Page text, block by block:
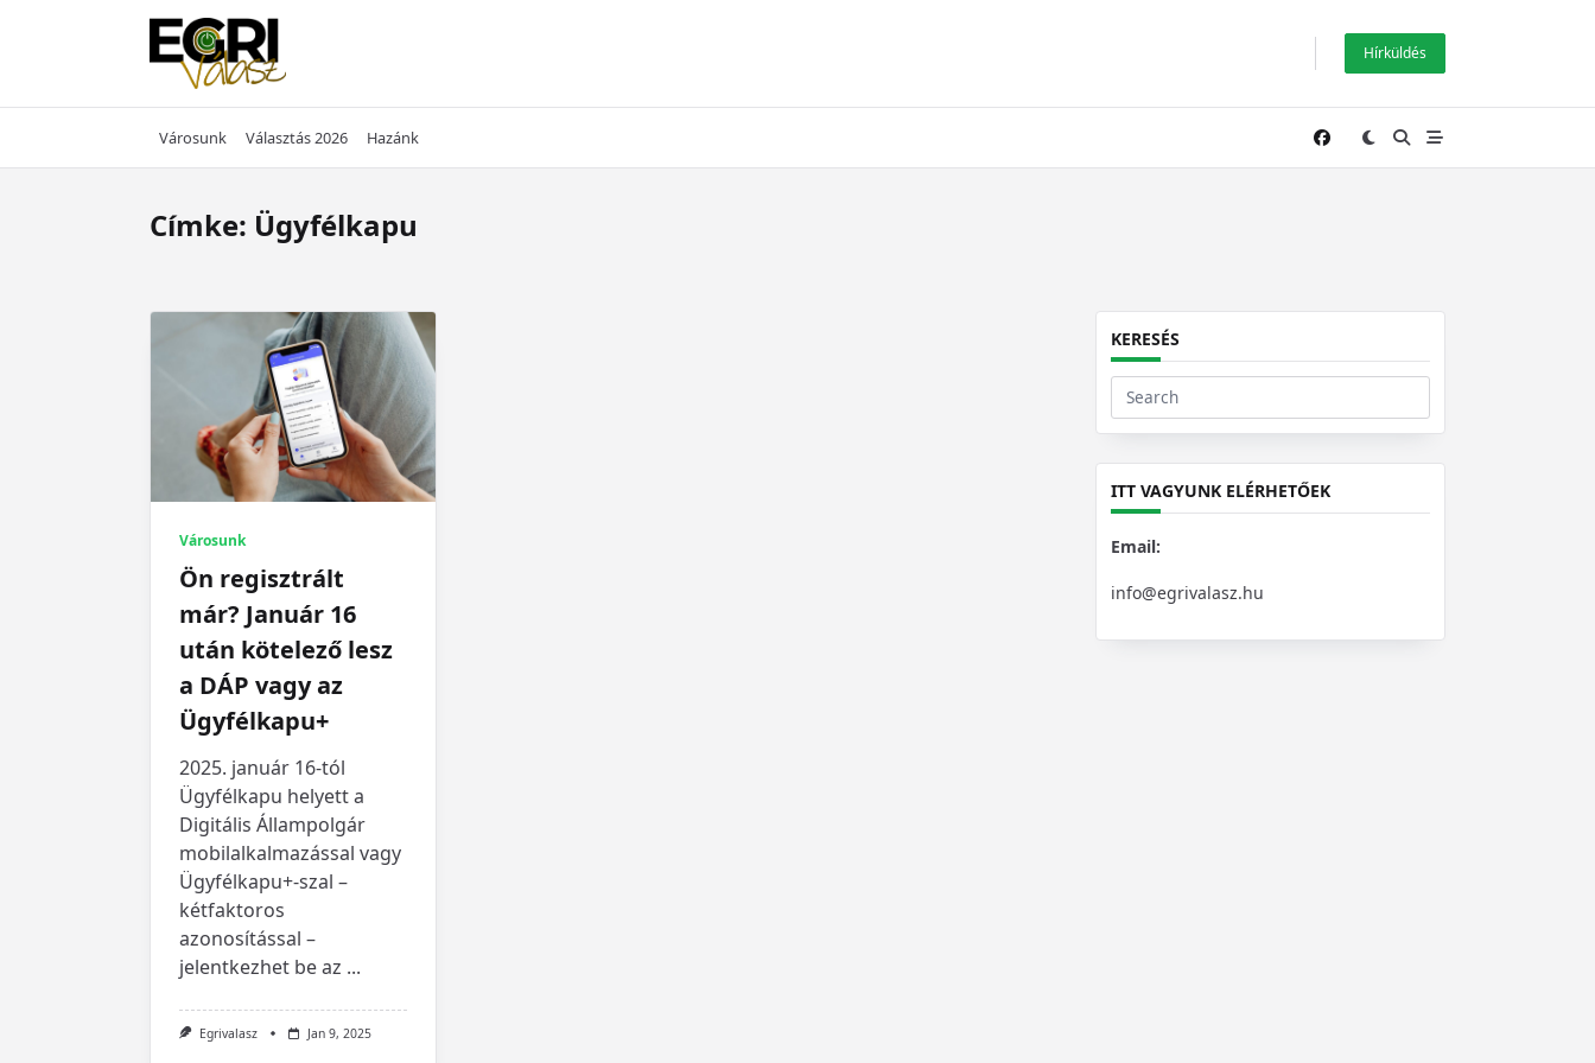
Hírküldés
Városunk Választás 2026 Hazánk
Címke: Ügyfélkapu
Városunk
Ön regisztrált
már? Január 16
után kötelező lesz
a DÁP vagy az
Ügyfélkapu+
2025. január 16-tól
Ügyfélkapu helyett a
Digitális Állampolgár
mobilalkalmazással vagy
Ügyfélkapu+-szal –
kétfaktoros
azonosítással –
jelentkezhet be az ...
Egrivalasz Jan 9, 2025
KERESÉS
Search
for:
ITT VAGYUNK ELÉRHETŐEK
Email:
info@egrivalasz.hu